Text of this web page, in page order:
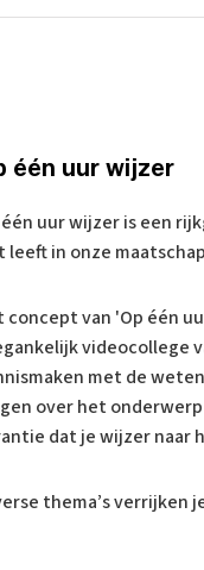
één uur wijzer
één uur wijzer is een
leeft in onze
concept van 'Op één
videocollege
met de
over het
dat je wijzer naar
thema’s